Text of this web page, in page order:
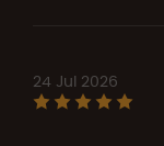
24 Jul 2026